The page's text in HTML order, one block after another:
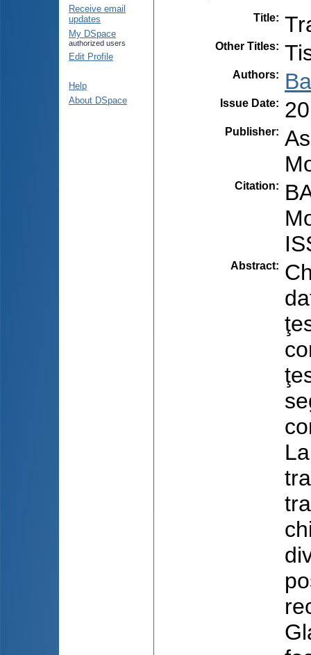
Receive email
updates
My DSpace
authorized users
Edit Profile
Help
About DSpace
Title:
Other Titles:
Authors:
Issue Date:
Publisher:
Citation:
Abstract: